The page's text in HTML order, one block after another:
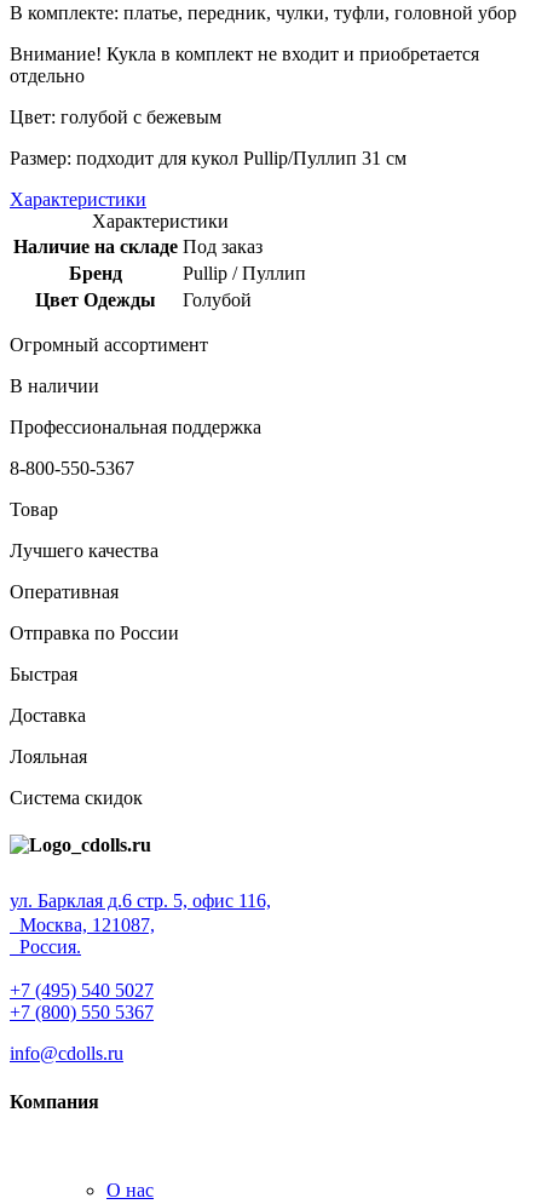
В комплекте: платье, передник, чулки, туфли, головной убор
Внимание! Кукла в комплект не входит и приобретается
отдельно
Цвет: голубой с бежевым
Размер: подходит для кукол Pullip/Пуллип 31 см
Характеристики
Характеристики
Наличие на складе Под заказ
Бренд
Pullip / Пуллип
Цвет Одежды
Голубой
Огромный ассортимент
В наличии
Профессиональная поддержка
8-800-550-5367
Товар
Лучшего качества
Оперативная
Отправка по России
Быстрая
Доставка
Лояльная
Система скидок
ул. Барклая д.6 стр. 5, офис 116,
Москва, 121087,
Россия.
+7 (495) 540 5027
+7 (800) 550 5367
info@cdolls.ru
Компания
О нас